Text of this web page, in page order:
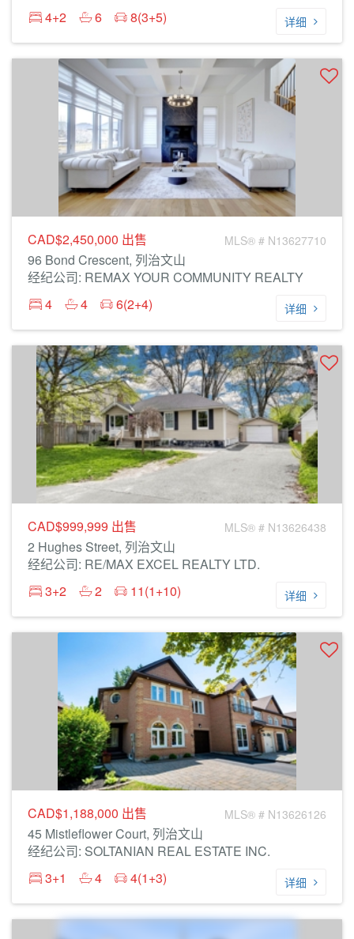
4+2
6 8(3+5) 详细
CAD$2,450,000 出售 MLS® # N13627710
96 Bond Crescent, 列治文山
经纪公司: REMAX YOUR COMMUNITY REALTY
4
4 6(2+4) 详细
CAD$999,999 出售 MLS® # N13626438
2 Hughes Street, 列治文山
经纪公司: RE/MAX EXCEL REALTY LTD.
3+2
2 11(1+10) 详细
CAD$1,188,000 出售 MLS® # N13626126
45 Mistleflower Court, 列治文山
经纪公司: SOLTANIAN REAL ESTATE INC.
3+1
4 4(1+3) 详细